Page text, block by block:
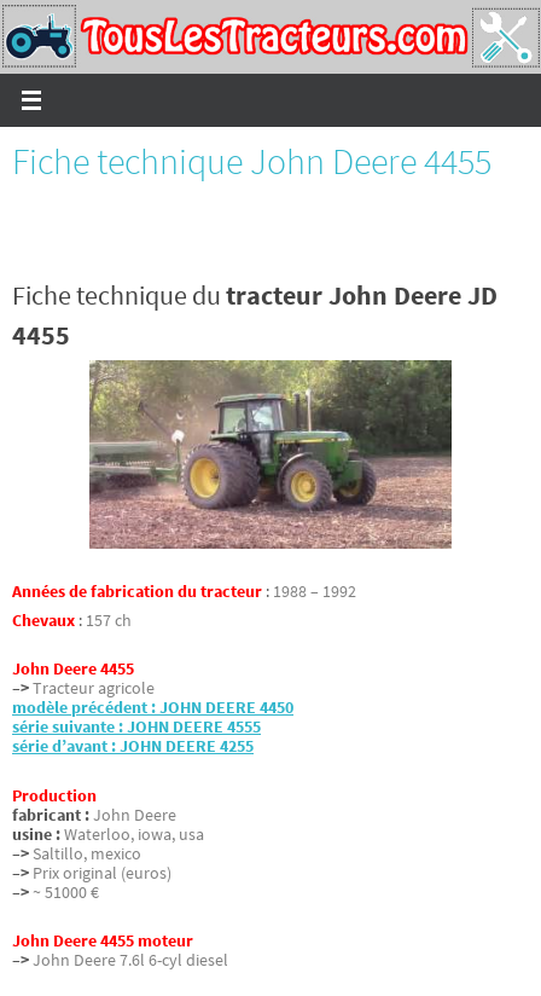
Passer
vers
le
contenu
Fiche technique John Deere 4455
Fiche technique dutracteur John Deere JD
4455
Années de fabrication du tracteur : 1988 – 1992
Chevaux : 157 ch
John Deere 4455
–>Tracteur agricole
modèle précédent : JOHN DEERE 4450
série suivante : JOHN DEERE 4555
série d’avant : JOHN DEERE 4255
Production
fabricant :John Deere
usine :Waterloo, iowa, usa
–> Saltillo, mexico
–> Prix original (euros)
–> ~ 51000 €
John Deere 4455 moteur
–>John Deere 7.6l 6-cyl diesel